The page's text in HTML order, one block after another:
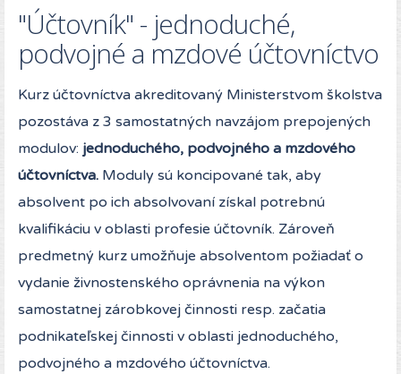
"Účtovník" - jednoduché,
podvojné a mzdové účtovníctvo
Kurz účtovníctva akreditovaný Ministerstvom školstva
pozostáva z 3 samostatných navzájom prepojených
modulov: jednoduchého, podvojného a mzdového
účtovníctva. Moduly sú koncipované tak, aby
absolvent po ich absolvovaní získal potrebnú
kvalifikáciu v oblasti profesie účtovník. Zároveň
predmetný kurz umožňuje absolventom požiadať o
vydanie živnostenského oprávnenia na výkon
samostatnej zárobkovej činnosti resp. začatia
podnikateľskej činnosti v oblasti jednoduchého,
podvojného a mzdového účtovníctva.